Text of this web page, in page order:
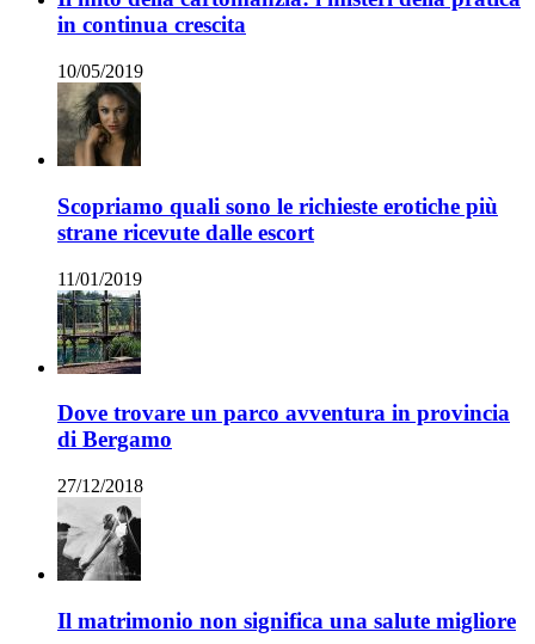
in continua crescita
10/05/2019
Scopriamo quali sono le richieste erotiche più
strane ricevute dalle escort
11/01/2019
Dove trovare un parco avventura in provincia
di Bergamo
27/12/2018
Il matrimonio non significa una salute migliore